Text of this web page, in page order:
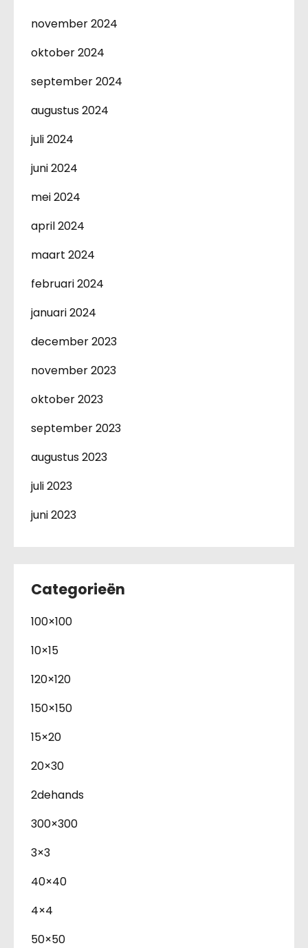
november 2024
oktober 2024
september 2024
augustus 2024
juli 2024
juni 2024
mei 2024
april 2024
maart 2024
februari 2024
januari 2024
december 2023
november 2023
oktober 2023
september 2023
augustus 2023
juli 2023
juni 2023
Categorieën
100×100
10×15
120×120
150×150
15×20
20×30
2dehands
300×300
3×3
40×40
4×4
50×50